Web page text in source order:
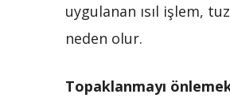
uygulanan ısıl işlem,
neden olur.
Topaklanmayı